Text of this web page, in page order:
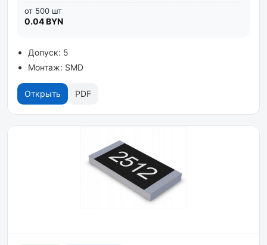
от 500 шт
0.04 BYN
Допуск: 5
Монтаж: SMD
Открыть PDF